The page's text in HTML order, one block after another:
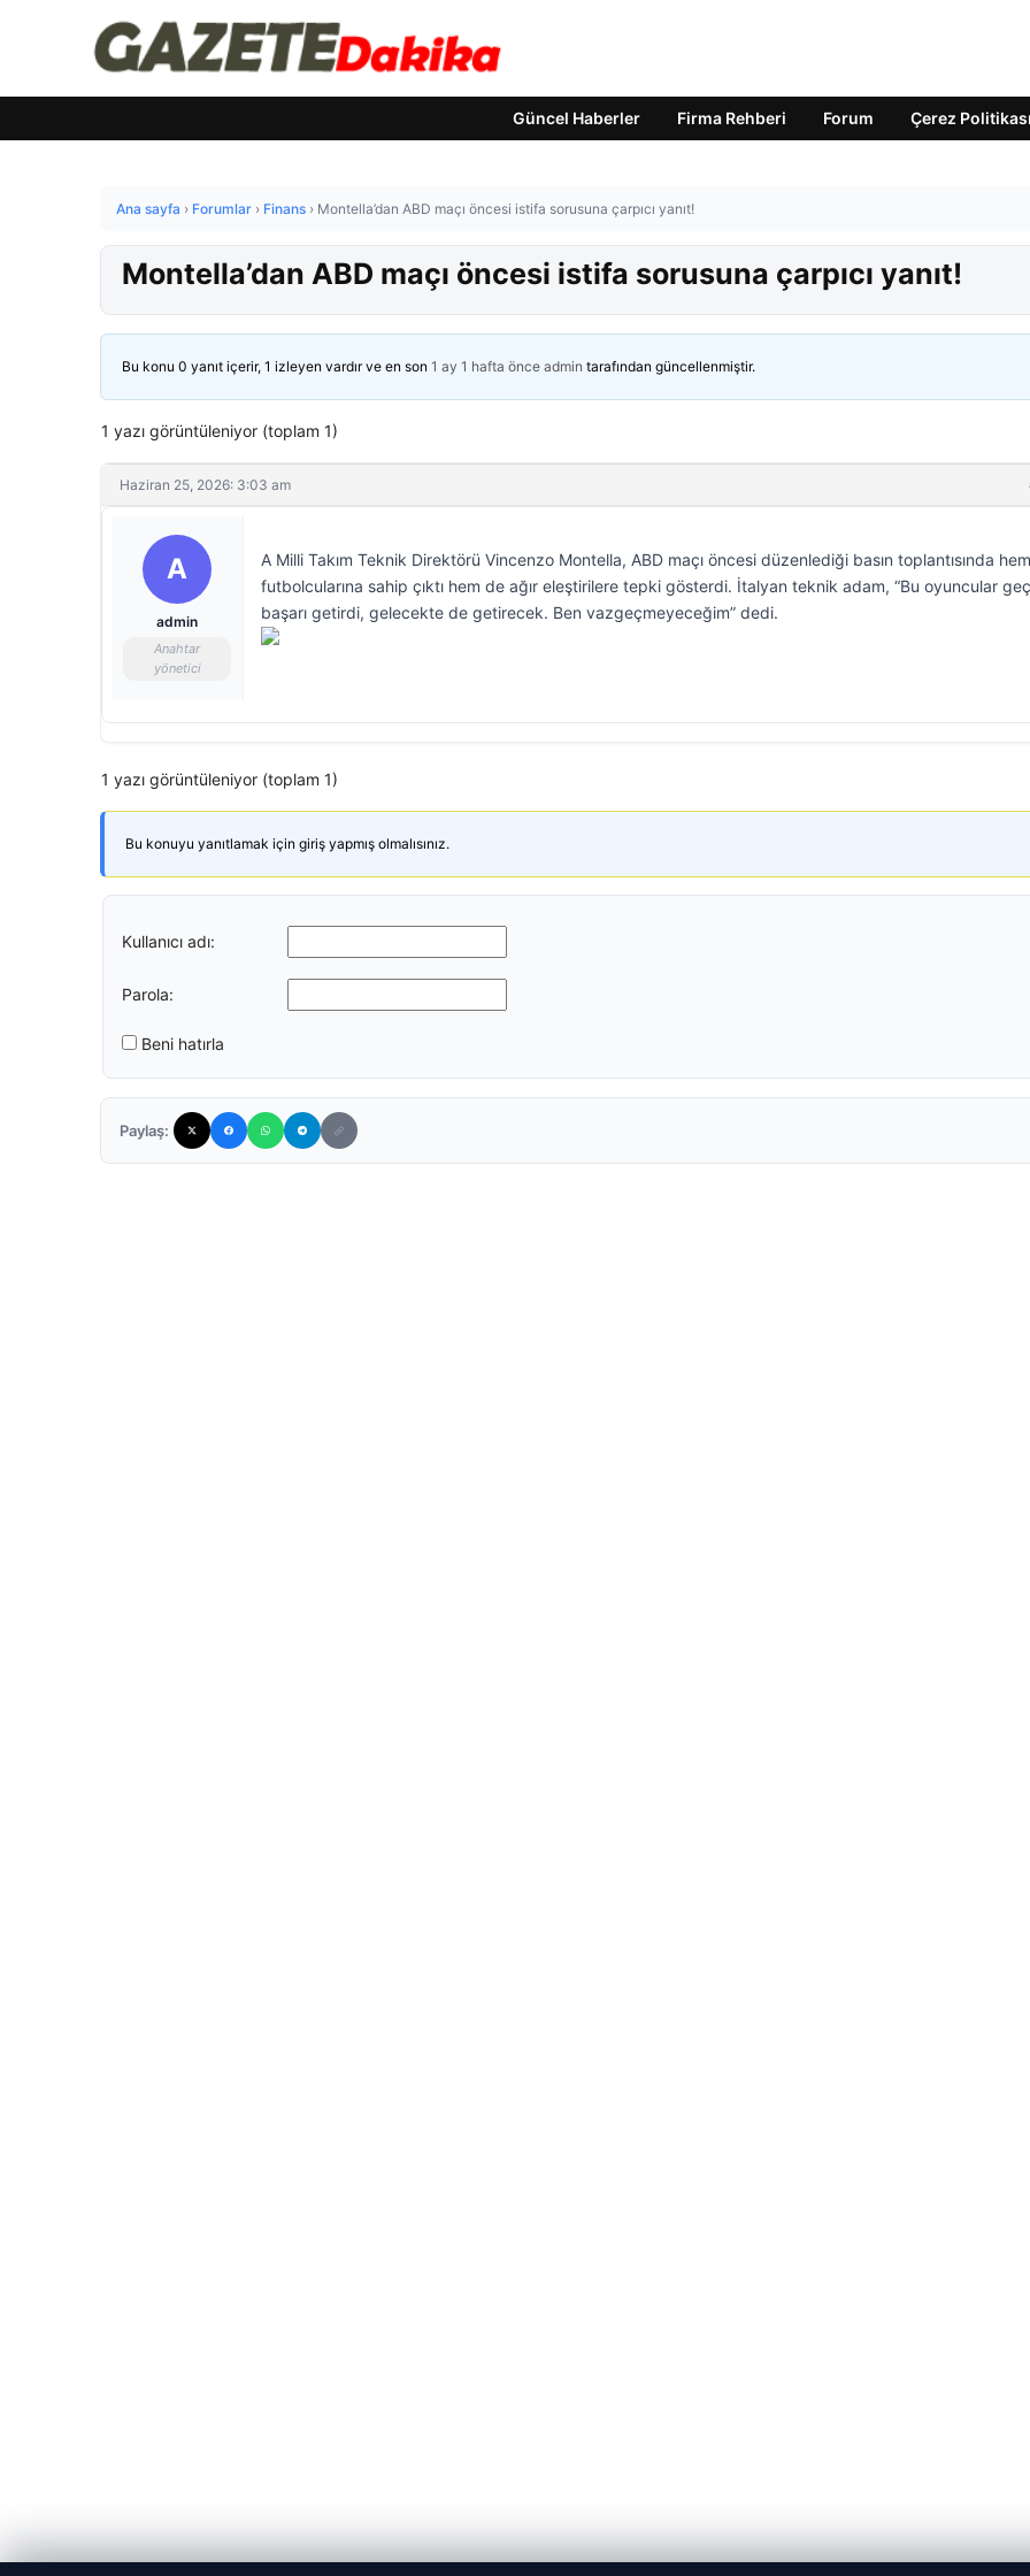
Güncel Haberler Firma Rehberi Forum Çerez Politikası
Ana sayfa › Forumlar › Finans › Montella’dan ABD maçı öncesi istifa sorusuna çarpıcı yanıt!
Montella’dan ABD maçı öncesi istifa sorusuna çarpıcı yanıt!
Bu konu 0 yanıt içerir, 1 izleyen vardır ve en son 1 ay 1 hafta önce admin tarafından güncellenmiştir.
1 yazı görüntüleniyor (toplam 1)
Haziran 25, 2026: 3:03 am
A
admin
Anahtar
yönetici
A Milli Takım Teknik Direktörü Vincenzo Montella, ABD maçı öncesi düzenlediği basın toplantısında hem
futbolcularına sahip çıktı hem de ağır eleştirilere tepki gösterdi. İtalyan teknik adam, “Bu oyuncular
başarı getirdi, gelecekte de getirecek. Ben vazgeçmeyeceğim” dedi.
1 yazı görüntüleniyor (toplam 1)
Bu konuyu yanıtlamak için giriş yapmış olmalısınız.
Kullanıcı adı:
Parola:
Beni hatırla
Paylaş: